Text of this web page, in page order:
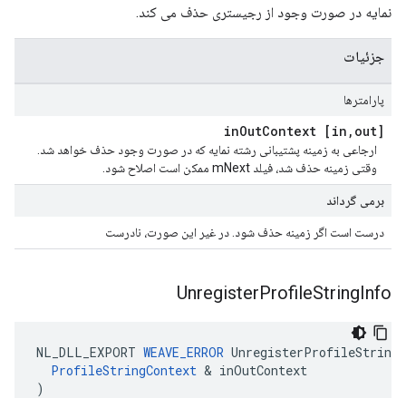
نمایه در صورت وجود از رجیستری حذف می کند.
جزئیات
پارامترها
[in
, out] in
OutContext
ارجاعی به زمینه پشتیبانی رشته نمایه که در صورت وجود حذف خواهد شد.
وقتی زمینه حذف شد، فیلد mNext ممکن است اصلاح شود.
برمی گرداند
درست است اگر زمینه حذف شود. در غیر این صورت، نادرست
UnregisterProfileStringInfo
NL_DLL_EXPORT WEAVE_ERROR
ProfileStringContext & inOutContext
)